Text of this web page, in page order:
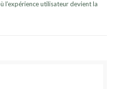
l’expérience utilisateur devient la